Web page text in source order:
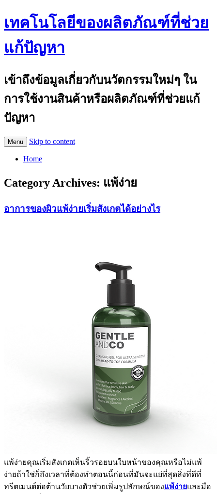
เทคโนโลยีของผลิตภัณฑ์ที่ช่วย
แก้ปัญหา
เข้าถึงข้อมูลเกี่ยวกับนวัตกรรมใหม่ๆ ใน
การใช้งานสินค้าหรือผลิตภัณฑ์ที่ช่วยแก้
ปัญหา
Menu Skip to content
Home
Category Archives: แพ้ง่าย
อาการของผิวแพ้ง่ายเริ่มสังเกตได้อย่างไร
แพ้ง่ายคุณเริ่มสังเกตเห็นริ้วรอยบนใบหน้าของคุณหรือไม่แพ้
ง่ายถ้าใช่ก็ถึงเวลาที่ต้องทำตอนนี้ก่อนที่มันจะแย่ที่สุดสิ่งที่ดีที่
ทรีตเมนต์ต่อต้านวัยบางตัวช่วยเพิ่มรูปลักษณ์ของแพ้ง่ายและมือ